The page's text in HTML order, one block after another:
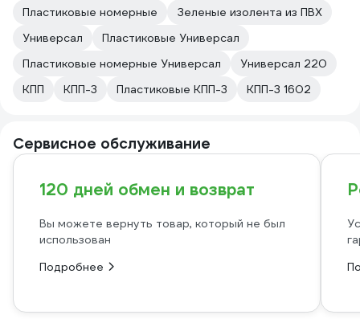
Пластиковые номерные
Зеленые изолента из ПВХ
Универсал
Пластиковые Универсал
Пластиковые номерные Универсал
Универсал 220
КПП
КПП-3 Пластиковые КПП-3 КПП-3 1602
Сервисное обслуживание
120 дней обмен и возврат
Вы можете вернуть товар, который не был
использован
Подробнее